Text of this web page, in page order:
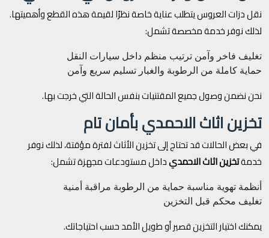
نقل دزات العروس يتطلب عناية خاصة نظرًا لقيمة هذه القطع وأهميتها.
لذلك نوفر خدمة مخصصة تشمل:
تغليف فاخر وآمن ترتيب منظم داخل سيارات النقل
حماية كاملة من الرطوبة والغبار تسليم سريع وآمن
نحن نضمن وصول جميع المقتنيات بنفس الحالة التي خرجت بها.
تخزين اثاث الاحمدي بأمان تام
في بعض الحالات قد تحتاج إلى تخزين الأثاث لفترة مؤقتة، لذلك نوفر
خدمةتخزين اثاث الاحمديداخل مستودعات مجهزة تشمل:
أنظمة تهوية مناسبة حماية من الرطوبة مراقبة أمنية
تغليف محكم قبل التخزين
يمكنك اختيار التخزين قصير أو طويل الأمد حسب احتياجاتك.